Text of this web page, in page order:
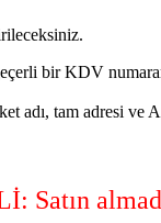
bir KDV
adı, tam adresi
Satın